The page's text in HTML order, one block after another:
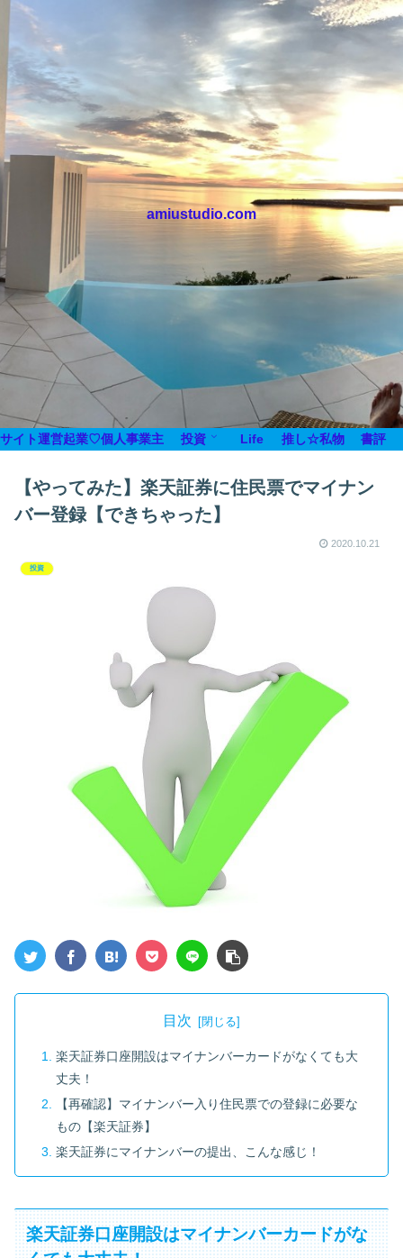
amiustudio.com
サイト運営起業♡個人事業主 投資 Life 推し☆私物 書評
【やってみた】楽天証券に住民票でマイナン
バー登録【できちゃった】
2020.10.21
投資
目次
楽天証券口座開設はマイナンバーカードがなくても大
丈夫！
【再確認】マイナンバー入り住民票での登録に必要な
もの【楽天証券】
楽天証券にマイナンバーの提出、こんな感じ！
楽天証券口座開設はマイナンバーカードがな